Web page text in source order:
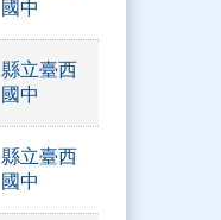
國中
縣立臺西
國中
縣立臺西
國中